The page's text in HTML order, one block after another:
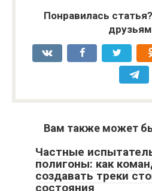
Понравилась
Вам также может
Частные
полигоны: как
создавать треки
состояния